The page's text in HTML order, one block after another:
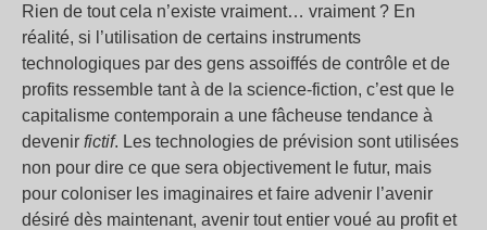
Rien de tout cela n’existe vraiment… vraiment ? En
réalité, si l’utilisation de certains instruments
technologiques par des gens assoiffés de contrôle et de
profits ressemble tant à de la science-fiction, c’est que le
capitalisme contemporain a une fâcheuse tendance à
devenir fictif. Les technologies de prévision sont utilisées
non pour dire ce que sera objectivement le futur, mais
pour coloniser les imaginaires et faire advenir l’avenir
désiré dès maintenant, avenir tout entier voué au profit et